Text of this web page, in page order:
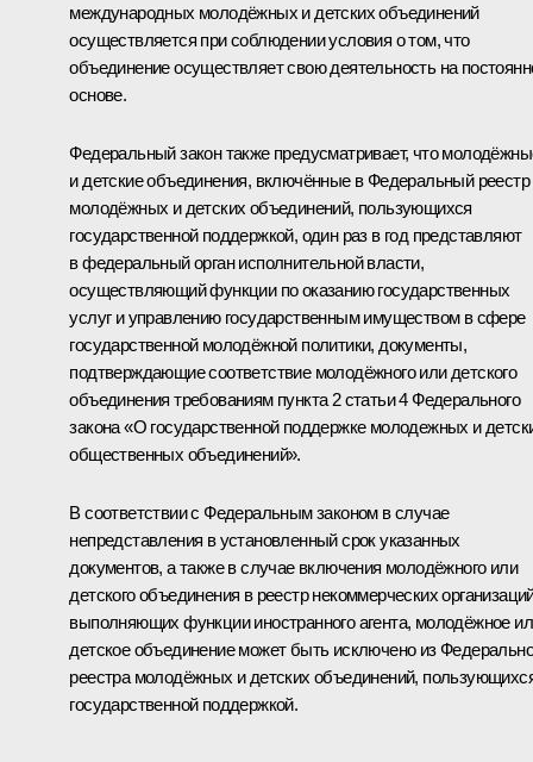
международных молодёжных и детских объединений
осуществляется при соблюдении условия о том, что
объединение осуществляет свою деятельность на
основе.
Федеральный закон также предусматривает, что
и детские объединения, включённые в Федеральный реестр
молодёжных и детских объединений, пользующихся
государственной поддержкой, один раз в год представляют
в федеральный орган исполнительной власти,
осуществляющий функции по оказанию государственных
услуг и управлению государственным имуществом в сфере
государственной молодёжной политики, документы,
подтверждающие соответствие молодёжного или детского
объединения требованиям пункта 2 статьи 4 Федерального
закона «О государственной поддержке молодежных и
общественных объединений».
В соответствии с Федеральным законом в случае
непредставления в установленный срок указанных
документов, а также в случае включения молодёжного или
детского объединения в реестр некоммерческих
выполняющих функции иностранного агента, молодёжное
детское объединение может быть исключено из
реестра молодёжных и детских объединений,
государственной поддержкой.